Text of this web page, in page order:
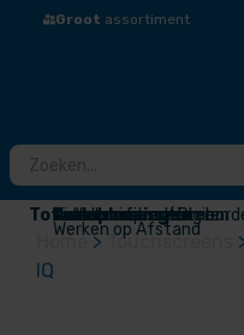
Groot assortiment
Totaaloplossingen
Touchscreens /
Presentatieschermen
Audio
Draadloos presenteren
Videoconferentie
Narrowcasting
Accessoires
Outlet
Werken op Afstand
Home> Touchscreens
IQ